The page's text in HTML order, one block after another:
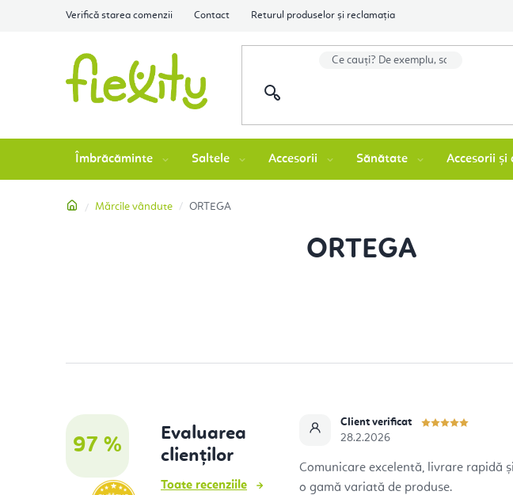
Verifică starea comenzii Contact Returul produselor și reclamația
Îmbrăcăminte Saltele Accesorii Sănătate Accesorii și
AcasăMărcile vândute ORTEGA
l
t
e
ORTEGA
97 %
Evaluarea
clienților
Toate recenziile
Client verificat
28.2.2026
Comunicare excelentă, livrare rapidă și
o gamă variată de produse.